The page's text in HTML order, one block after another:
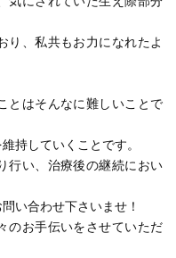
り、私共もお力になれたよ
とはそんなに難しいことで
持していくことです。
行い、治療後の継続におい
い合わせ下さいませ！
のお手伝いをさせていただ